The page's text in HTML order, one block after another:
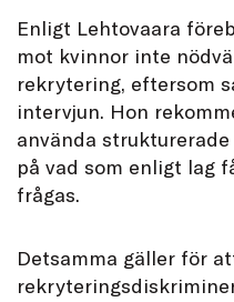
Enligt Lehtovaara
mot kvinnor inte
rekrytering, eftersom
intervjun. Hon
använda
på vad som enligt lag
frågas.
Detsamma gäller för